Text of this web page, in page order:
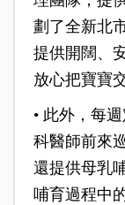
劃了全新北
提供開闊、
放心把寶寶
• 此外，每
科醫師前來
還提供母乳
哺育過程中